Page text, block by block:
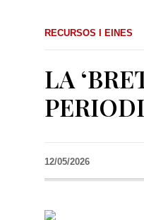
RECURSOS I EINES
LA
12/05/2026